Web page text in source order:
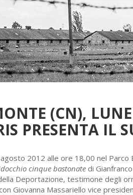
(CN),
PRESENTA IL
2012 alle ore 18,00 nel
cinque bastonate di
Deportazione, testimone degli
Giovanna Massariello vice